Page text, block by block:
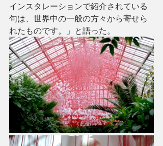
インスタレーションで紹介されている
句は、世界中の一般の方々から寄せら
れたものです。」と語った。